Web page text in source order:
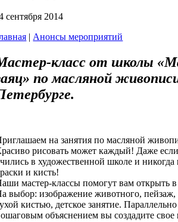
сентября 2014
| Анонсы мероприятий
класс от школы
по масляной
на занятия по масляной
рисовать может каждый! Даже
в художественной школе и
и кисть!
мастер-классы помогут вам открыть в
выбор: изображение животного, пейзаж,
кистью, детское занятие.
объяснением вы создадите свое